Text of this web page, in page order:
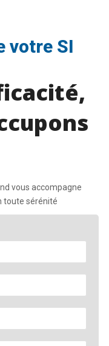
votre SI
vous accompagne
toute sérénité